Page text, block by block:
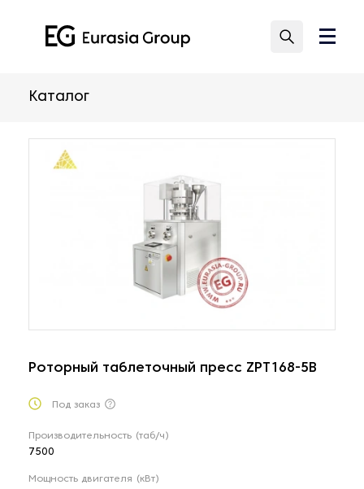
Каталог
Роторный таблеточный пресс ZPT168-5B
Под заказ
Производительность (таб/ч)
7500
Мощность двигателя (кВт)